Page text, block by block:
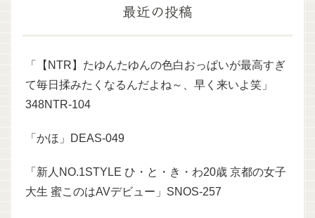
最近の投稿
「【NTR】たゆんたゆんの色白おっぱいが最高すぎ
て毎日揉みたくなるんだよね～、早く来いよ笑」
348NTR-104
「かほ」DEAS-049
「新人NO.1STYLE ひ・と・き・わ20歳 京都の女子
大生 蜜このはAVデビュー」SNOS-257